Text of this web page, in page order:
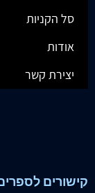
סל הקניות
אודות
יצירת קשר
קישורים